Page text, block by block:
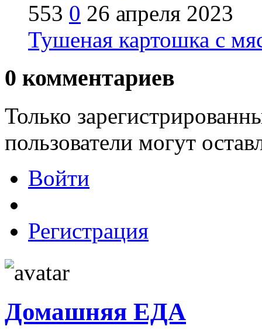
553 0 26 апреля 2023
Тушеная картошка с
0 комментариев
Только
пользователи могут
Войти
Регистрация
Домашняя ЕДА